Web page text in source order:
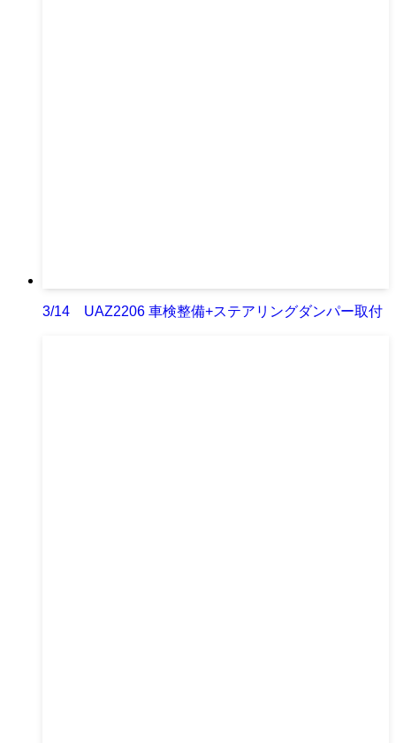
3/14 UAZ2206 車検整備+ステアリングダンパー取付